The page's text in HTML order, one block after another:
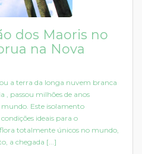
dos Maoris no
na Nova
a terra da longa nuvem branca
, passou milhões de anos
Este isolamento
ideais para o
totalmente únicos no mundo,
a chegada [...]